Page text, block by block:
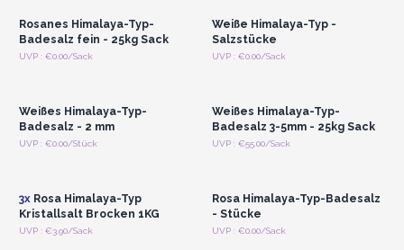
Rosanes Himalaya-Typ-
Badesalz fein - 25kg Sack
UVP : €0.00/Sack
Weiße Himalaya-Typ -
Salzstücke
UVP : €0.00/Sack
Anmelden oder
Weißes Himalaya-Typ-
Badesalz - 2 mm
UVP : €0.00/Stück
Anmelden oder
Weißes Himalaya-Typ-
Badesalz 3-5mm - 25kg Sack
UVP : €55.00/Sack
Anmelden oder
3xRosa Himalaya-Typ
Kristallsalt Brocken 1KG
UVP : €3.90/Sack
Anmelden oder
Rosa Himalaya-Typ-Badesalz
- Stücke
UVP : €0.00/Sack
Anmelden oder
Anmelden oder